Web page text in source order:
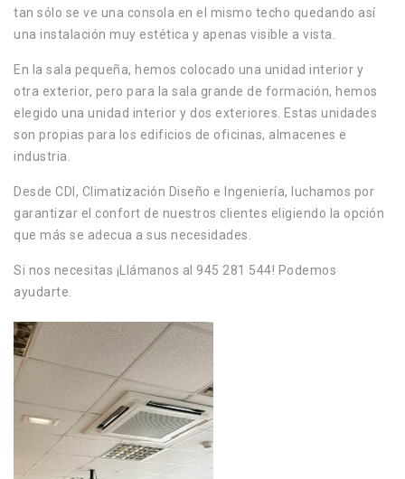
tan sólo se ve una consola en el mismo techo quedando así
una instalación muy estética y apenas visible a vista.
En la sala pequeña, hemos colocado una unidad interior y
otra exterior, pero para la sala grande de formación, hemos
elegido una unidad interior y dos exteriores. Estas unidades
son propias para los edificios de oficinas, almacenes e
industria.
Desde CDI, Climatización Diseño e Ingeniería, luchamos por
garantizar el confort de nuestros clientes eligiendo la opción
que más se adecua a sus necesidades.
Si nos necesitas ¡Llámanos al 945 281 544! Podemos
ayudarte.